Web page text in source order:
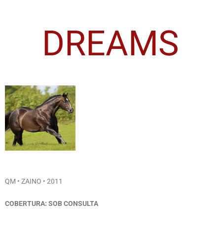
DREAMS
QM • ZAINO • 2011
COBERTURA: SOB CONSULTA